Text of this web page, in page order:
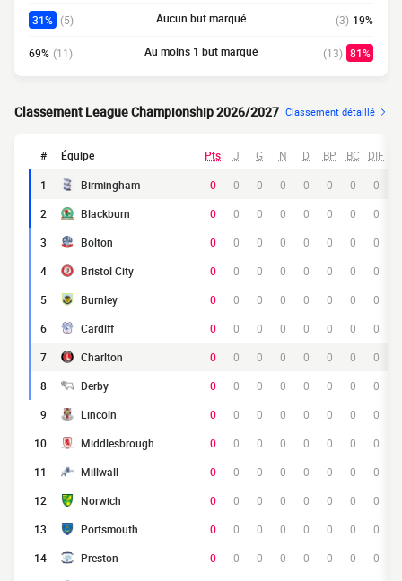
31% (5) Aucun but marqué (3) 19%
69% (11) Au moins 1 but marqué (13) 81%
Classement League Championship 2026/2027 Classement détaillé
# Équipe Pts J G N D BP BC DIF
1 Birmingham 0 0 0 0 0 0 0
0
2
Blackburn 0 0 0 0 0 0 0
0
3
Bolton 0 0 0 0 0 0 0
0
4
Bristol City 0 0 0 0 0 0 0
0
5
Burnley 0 0 0 0 0 0 0
0
6
Cardiff 0 0 0 0 0 0 0
0
7
Charlton 0 0 0 0 0 0 0
0
8
Derby 0 0 0 0 0 0 0
0
9
Lincoln 0 0 0 0 0 0 0
0
10
Middlesbrough 0 0 0 0 0 0 0
0
11
Millwall 0 0 0 0 0 0 0
0
12
Norwich 0 0 0 0 0 0 0
0
13
Portsmouth 0 0 0 0 0 0 0
0
14
Preston 0 0 0 0 0 0 0
0